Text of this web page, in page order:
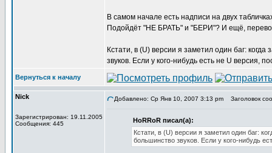
В самом начале есть надписи на двух
Подойдёт "НЕ БРАТЬ" и "БЕРИ"? И ещё,
Кстати, в (U) версии я заметил один баг:
звуков. Если у кого-нибудь есть не U версия,
Вернуться к началу
Nick
Зарегистрирован: 19.11.2005
Сообщения: 445
Добавлено: Ср Янв 10, 2007 3:13 pm Заголовок
HoRRoR писал(а):
Кстати, в (U) версии я заметил один баг:
большинство звуков. Если у кого-нибудь